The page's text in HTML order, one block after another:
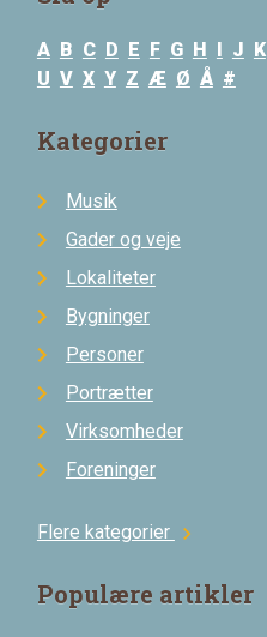
A B C D E F G H I J K
U V X Y Z Æ Ø Å #
Kategorier
Musik
Gader og veje
Lokaliteter
Bygninger
Personer
Portrætter
Virksomheder
Foreninger
Flere kategorier chevron_right
Populære artikler